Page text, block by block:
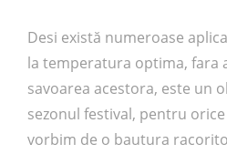
Desi există numeroase
la temperatura optima, fara
savoarea acestora, este un
sezonul festival, pentru
vorbim de o bautura